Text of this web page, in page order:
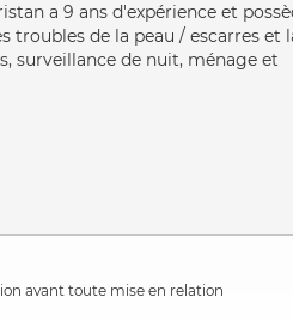
a 9 ans d'expérience et
de la peau / escarres et
surveillance de nuit, ménage et
avant toute mise en relation